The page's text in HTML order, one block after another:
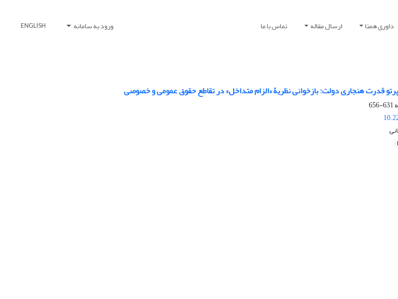
داوری همتا ارسال مقاله تماس با ما ورود به سامانه ENGLISH
قدرت هنجاری دولت: بازخوانی نظریۀ «الزام متداخل» در تقاطع حقوق عمومی و خصوصی
631-656